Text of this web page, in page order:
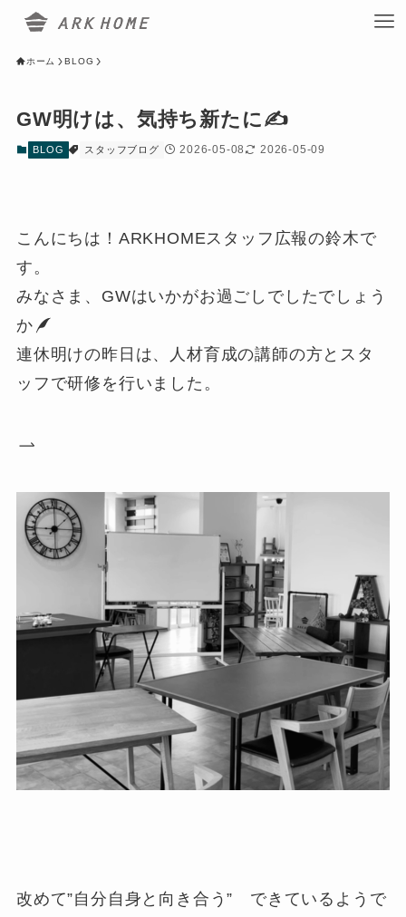
ホーム BLOG
GW明けは、気持ち新たに✍
BLOG スタッフブログ 2026-05-08 2026-05-09
こんにちは！ARKHOMEスタッフ広報の鈴木で
す。
みなさま、GWはいかがお過ごしでしたでしょう
か
連休明けの昨日は、人材育成の講師の方とスタ
ッフで研修を行いました。
改めて”自分自身と向き合う” できているようで